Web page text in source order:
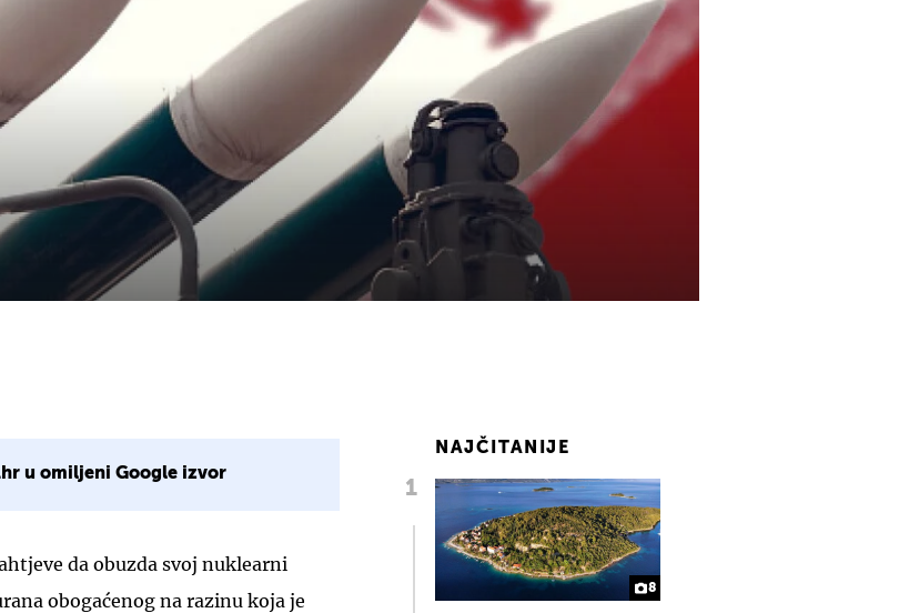
u omiljeni Google izvor
da obuzda svoj nuklearni
obogaćenog na razinu koja je
NAJČITANIJE
8